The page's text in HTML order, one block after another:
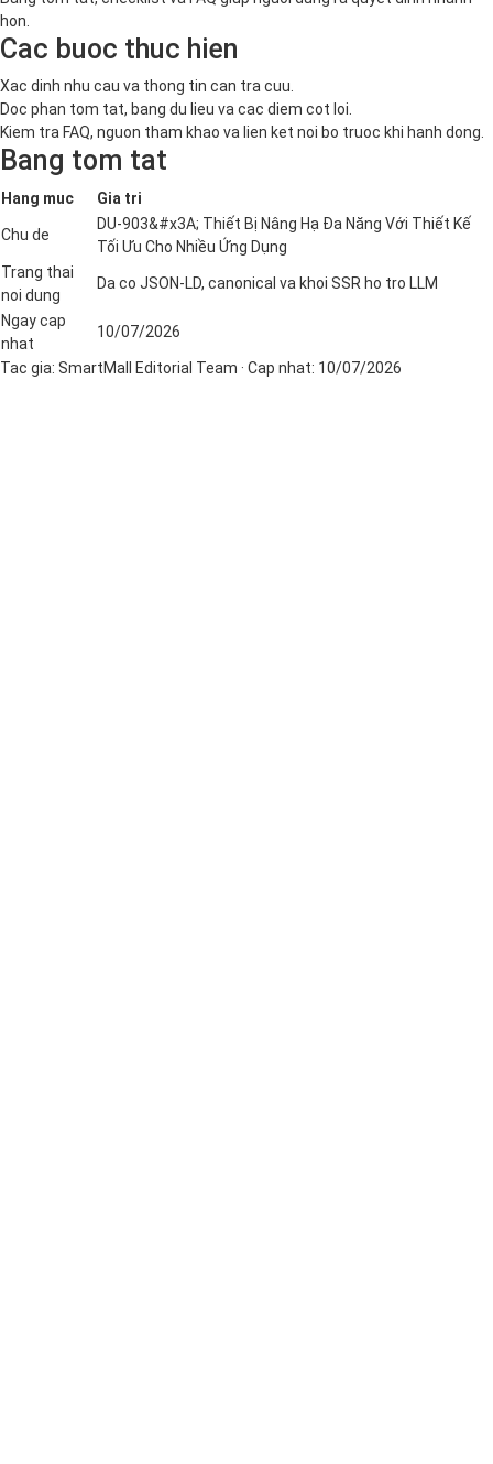
hon.
Cac buoc thuc hien
Xac dinh nhu cau va thong tin can tra cuu.
Doc phan tom tat, bang du lieu va cac diem cot loi.
Kiem tra FAQ, nguon tham khao va lien ket noi bo truoc khi hanh dong.
Bang tom tat
Hang muc Gia tri
Chu de
DU-903&#x3A; Thiết Bị Nâng Hạ Đa Năng Với Thiết Kế
Tối Ưu Cho Nhiều Ứng Dụng
Trang thai
noi dung
Da co JSON-LD, canonical va khoi SSR ho tro LLM
Ngay cap
nhat
10/07/2026
Tac gia: SmartMall Editorial Team · Cap nhat: 10/07/2026